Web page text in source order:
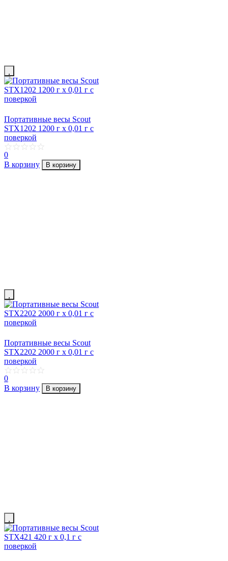
Портативные весы Scout
STX1202 1200 г х 0,01 г с
поверкой
0
В корзину
В корзину
Портативные весы Scout
STX2202 2000 г х 0,01 г с
поверкой
0
В корзину
В корзину